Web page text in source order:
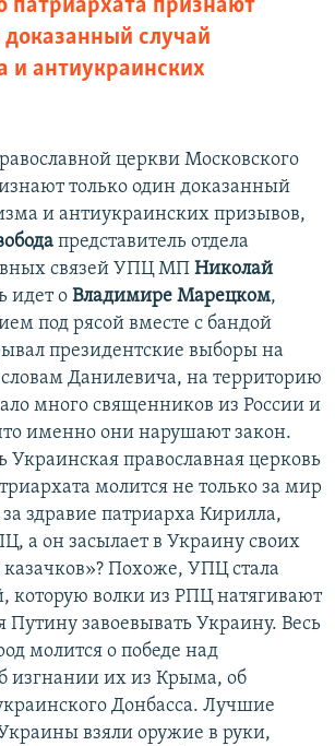
патриархата признают
случай
и антиукраинских
церкви Московского
только один доказанный
и антиукраинских призывов,
представитель отдела
связей УПЦ МП Николай
идет о Владимире Марецком,
под рясой вместе с бандой
президентские выборы на
Данилевича, на территорию
много священников из России и
именно они нарушают закон.
Украинская православная церковь
молится не только за мир
здравие патриарха Кирилла,
а он засылает в Украину своих
Похоже, УПЦ стала
которую волки из РПЦ натягивают
Путину завоевывать Украину. Весь
молится о победе над
изгнании их из Крыма, об
Донбасса. Лучшие
взяли оружие в руки,